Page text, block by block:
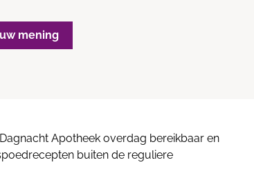
mening
Apotheek overdag bereikbaar en
buiten de reguliere